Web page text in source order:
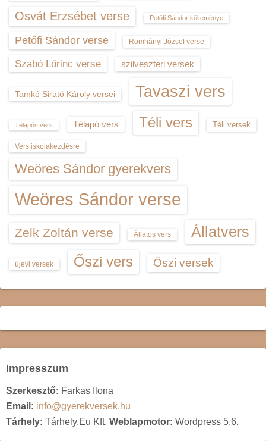
Osvát Erzsébet verse Petőfi Sándor költeménye
Petőfi Sándor verse Romhányi József verse
Szabó Lőrinc verse szilveszteri versek
Tamkó Sirató Károly versei Tavaszi vers
Télapós vers Télapó vers Téli vers Téli versek
Vers iskolakezdésre
Weöres Sándor gyerekvers
Weöres Sándor verse
Zelk Zoltán verse Állatos vers Állatvers
újévi versek Őszi vers Őszi versek
Impresszum
Szerkesztő: Farkas Ilona
Email: info@gyerekversek.hu
Tárhely: Tárhely.Eu Kft. Weblapmotor: Wordpress 5.6.